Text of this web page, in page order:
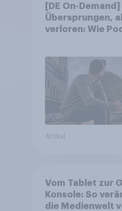
[DE On-Demand]
Übersprungen,
verloren: Wie
Artikel
Vom Tablet zur
Konsole: So
die Medienwelt